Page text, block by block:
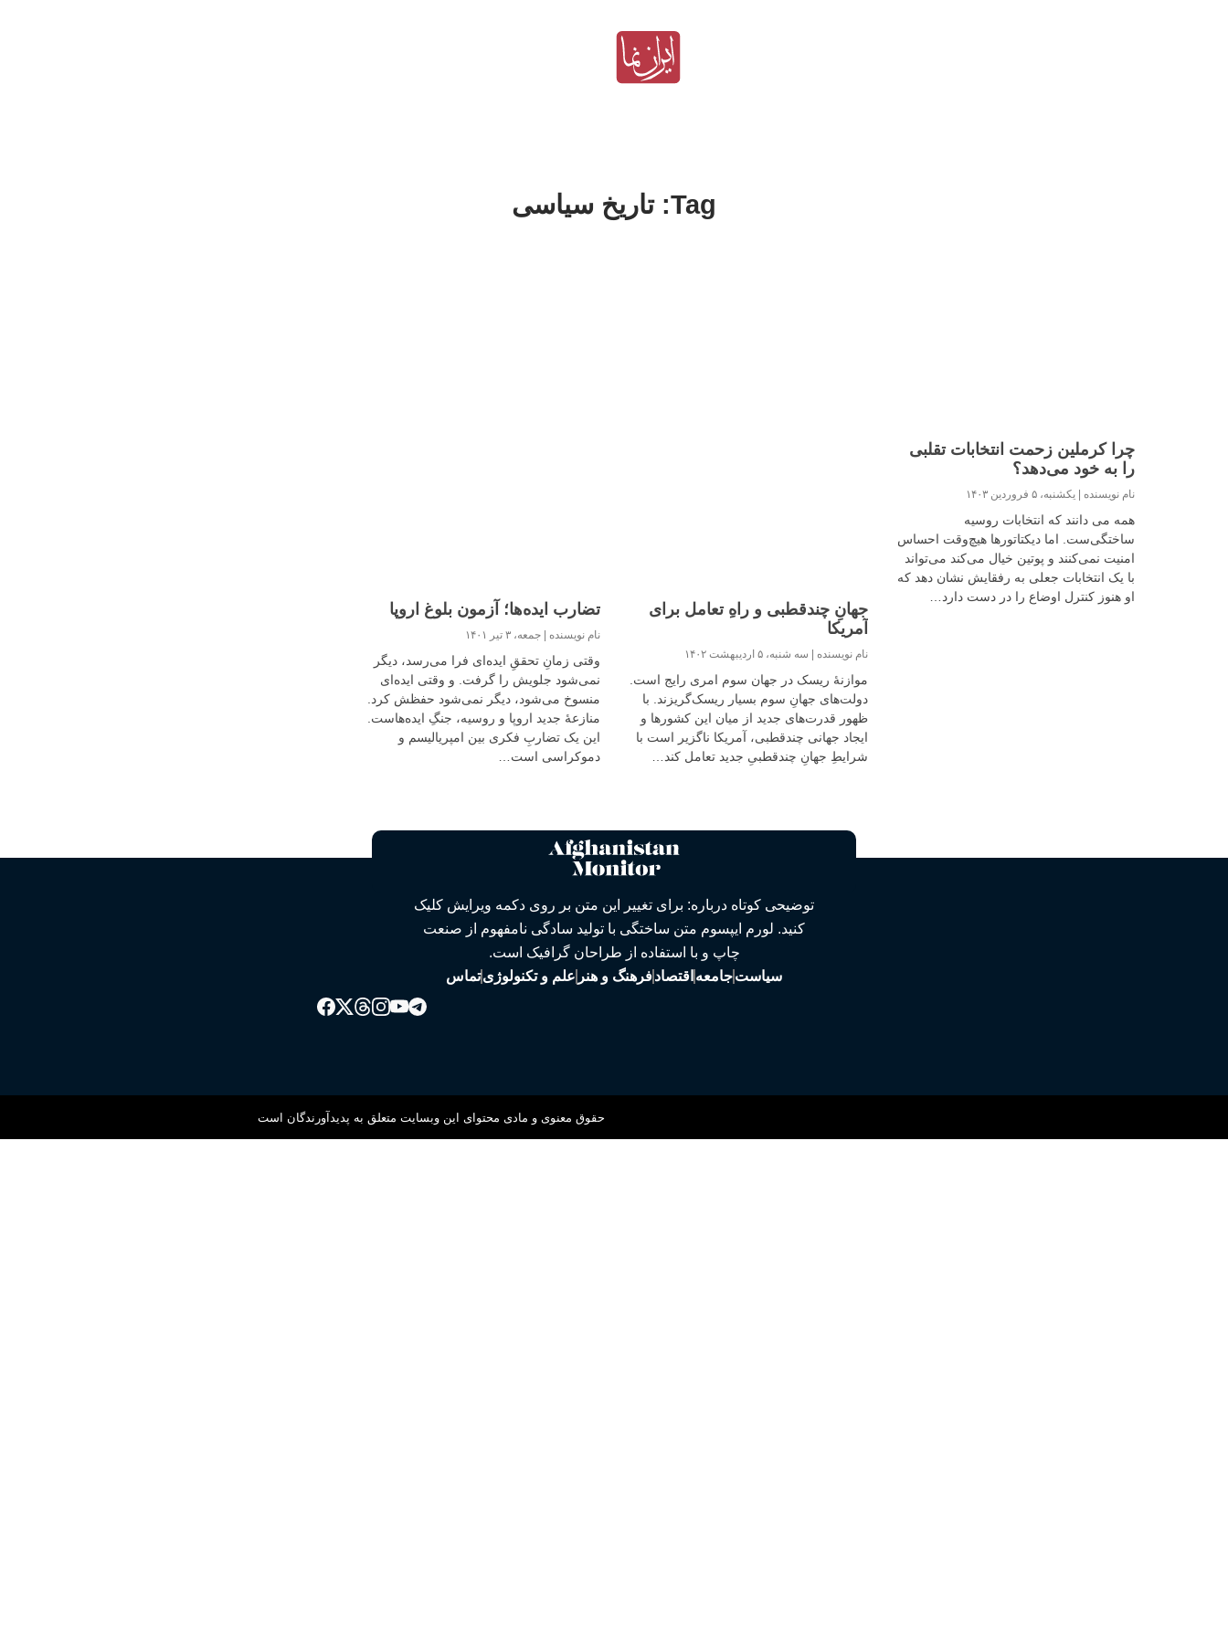
Tag: تاریخ سیاسی
چرا کرملین زحمت انتخابات تقلبی
را به خود می‌دهد؟
نام نویسنده یکشنبه، ۵ فروردین ۱۴۰۳
همه می دانند که انتخابات روسیه
ساختگی‌ست. اما دیکتاتورها هیچ‌وقت احساس
امنیت نمی‌کنند و پوتین خیال می‌کند می‌تواند
با یک انتخابات جعلی به رفقایش نشان دهد که
او هنوز کنترل اوضاع را در دست دارد…
جهانِ چندقطبی و راهِ تعامل برای
آمریکا
نام نویسنده سه شنبه، ۵ اردیبهشت ۱۴۰۲
موازنهٔ ریسک در جهان سوم امری رایج است.
دولت‌های جهانِ سوم بسیار ریسک‌گریزند. با
ظهور قدرت‌های جدید از میان این کشورها و
ایجاد جهانی چندقطبی، آمریکا ناگزیر است با
شرایطِ جهانِ چندقطبیِ جدید تعامل کند…
تضارب ایده‌ها؛ آزمون بلوغ اروپا
نام نویسنده جمعه، ۳ تیر ۱۴۰۱
وقتی زمانِ تحققِ ایده‌ای فرا می‌رسد، دیگر
نمی‌شود جلویش را گرفت. و وقتی ایده‌ای
منسوخ می‌شود، دیگر نمی‌شود حفظش کرد.
منازعهٔ جدید اروپا و روسیه، جنگِ ایده‌هاست.
این یک تضاربِ فکری بین امپریالیسم و
دموکراسی است…
توضیحی کوتاه درباره: برای تغییر این متن بر روی دکمه ویرایش کلیک
کنید. لورم ایپسوم متن ساختگی با تولید سادگی نامفهوم از صنعت
چاپ و با استفاده از طراحان گرافیک است.
سیاستجامعه اقتصادفرهنگ و هنر علم و تکنولوژیتماس
حقوق معنوی و مادی محتوای این وبسایت متعلق به پدیدآورندگان است